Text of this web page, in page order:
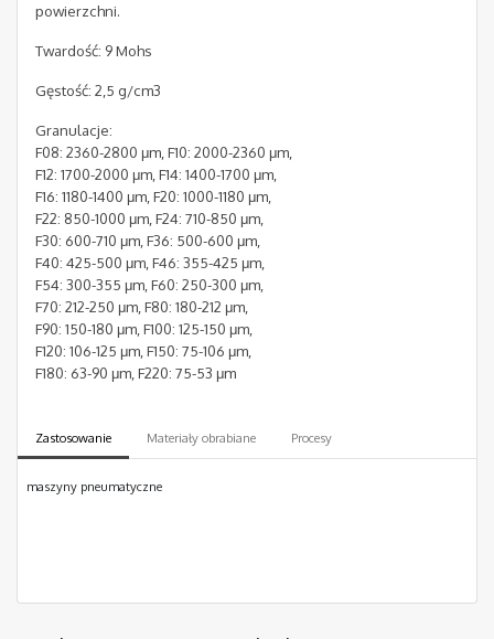
powierzchni.
Twardość: 9 Mohs
Gęstość: 2,5 g/cm3
Granulacje:
F08: 2360-2800 μm, F10: 2000-2360 μm,
F12: 1700-2000 μm, F14: 1400-1700 μm,
F16: 1180-1400 μm, F20: 1000-1180 μm,
F22: 850-1000 μm, F24: 710-850 μm,
F30: 600-710 μm, F36: 500-600 μm,
F40: 425-500 μm, F46: 355-425 μm,
F54: 300-355 μm, F60: 250-300 μm,
F70: 212-250 μm, F80: 180-212 μm,
F90: 150-180 μm, F100: 125-150 μm,
F120: 106-125 μm, F150: 75-106 μm,
F180: 63-90 μm, F220: 75-53 μm
Zastosowanie Materiały obrabiane Procesy
maszyny pneumatyczne